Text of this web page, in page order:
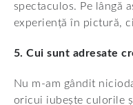
spectaculos. Pe lângă
experiență în pictură,
5. Cui sunt adresate
Nu m-am gândit
oricui iubește culorile